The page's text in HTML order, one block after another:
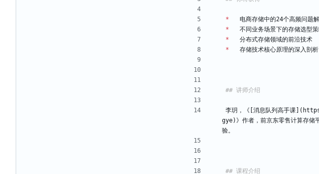
*
电商存储中的24个高频问题
*
不同业务场景下的存储选型
*
   分布式存储领域的前沿技术
*
   存储技术核心原理的深入剖析
李玥，《[消息队列高手课
gye)》作者，前京东零售计算存储
验。